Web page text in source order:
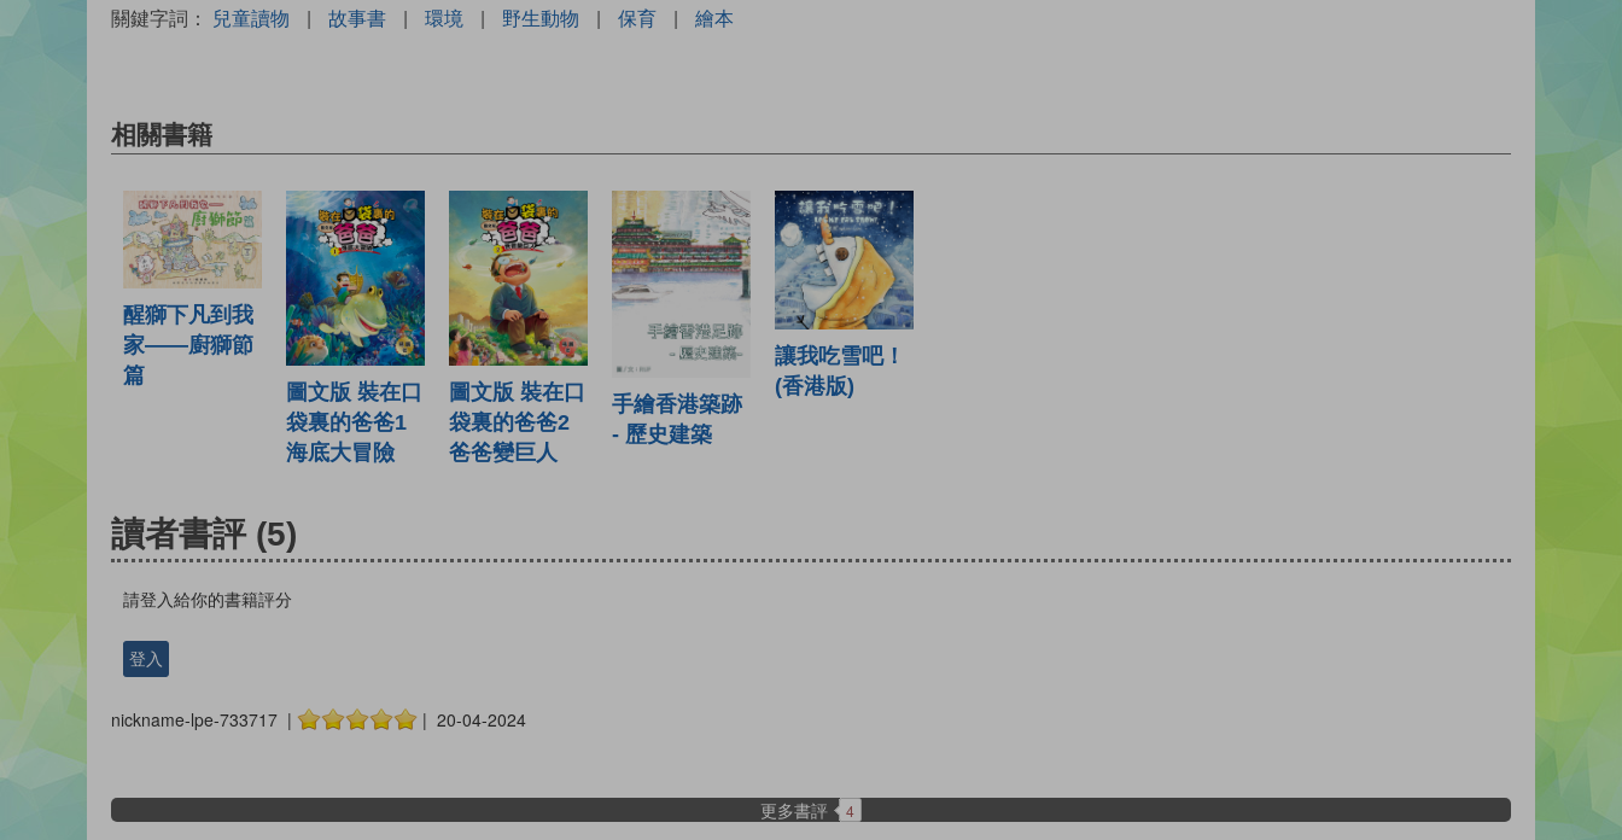
關鍵字詞： 兒童讀物 | 故事書 | 環境 | 野生動物 | 保育 | 繪本
相關書籍
醒獅下凡到我
家——廚獅節
篇
圖文版 裝在口
袋裏的爸爸1
海底大冒險
圖文版 裝在口
袋裏的爸爸2
爸爸變巨人
手繪香港築跡
- 歷史建築
讓我吃雪吧！
(香港版)
讀者書評 (5)
請登入給你的書籍評分
登入
nickname-lpe-733717 | | 20-04-2024
更多書評 4